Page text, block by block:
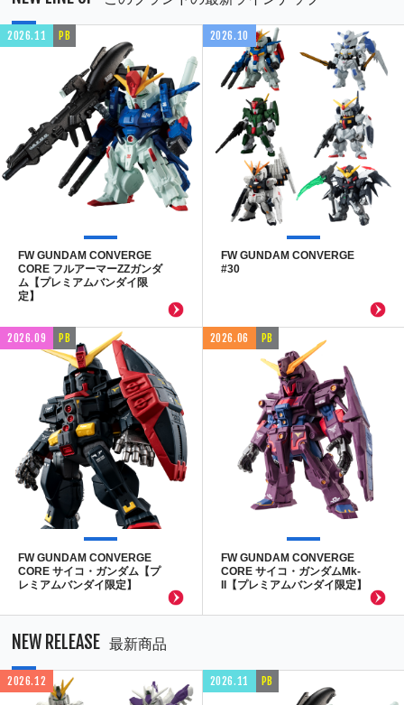
2026.11 PB
FW GUNDAM CONVERGE
CORE フルアーマーZZガンダ
ム【プレミアムバンダイ限
定】
2026.10
FW GUNDAM CONVERGE
#30
2026.09 PB
FW GUNDAM CONVERGE
CORE サイコ・ガンダム【プ
レミアムバンダイ限定】
2026.06 PB
FW GUNDAM CONVERGE
CORE サイコ・ガンダムMk-
II【プレミアムバンダイ限定】
NEW RELEASE 最新商品
2026.12 2026.11 PB